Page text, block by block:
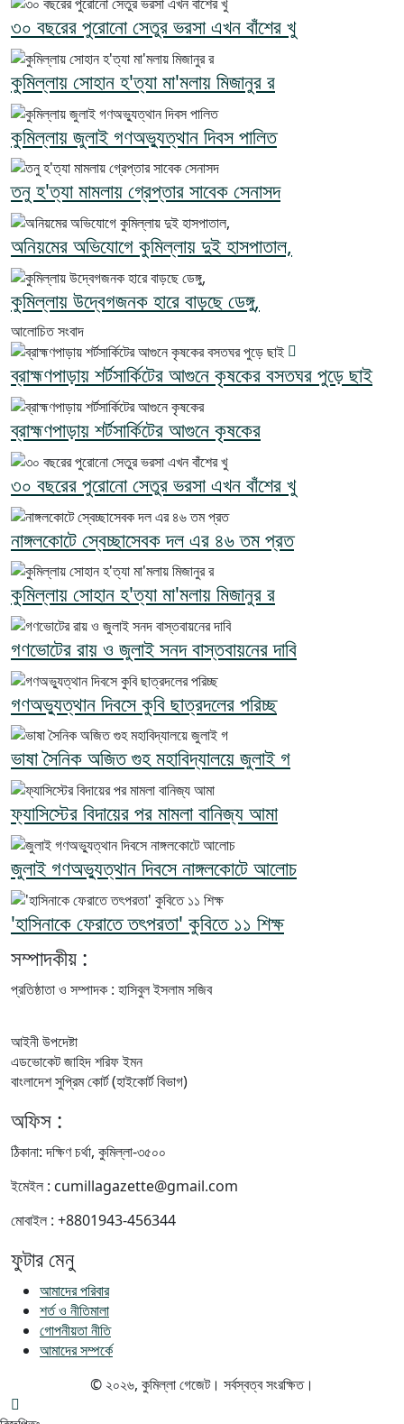
৩০ বছরের পুরোনো সেতুর ভরসা এখন বাঁশের খু
কুমিল্লায় সোহান হ'ত্যা মা'মলায় মিজানুর র
কুমিল্লায় জুলাই গণঅভ্যুত্থান দিবস পালিত
তনু হ'ত্যা মামলায় গ্রেপ্তার সাবেক সেনাসদ
অনিয়মের অভিযোগে কুমিল্লায় দুই হাসপাতাল,
কুমিল্লায় উদ্বেগজনক হারে বাড়ছে ডেঙ্গু,
আলোচিত সংবাদ
ব্রাহ্মণপাড়ায় শর্টসার্কিটের আগুনে কৃষকের বসতঘর পুড়ে ছাই
ব্রাহ্মণপাড়ায় শর্টসার্কিটের আগুনে কৃষকের
৩০ বছরের পুরোনো সেতুর ভরসা এখন বাঁশের খু
নাঙ্গলকোটে স্বেচ্ছাসেবক দল এর ৪৬ তম প্রত
কুমিল্লায় সোহান হ'ত্যা মা'মলায় মিজানুর র
গণভোটের রায় ও জুলাই সনদ বাস্তবায়নের দাবি
গণঅভ্যুত্থান দিবসে কুবি ছাত্রদলের পরিচ্ছ
ভাষা সৈনিক অজিত গুহ মহাবিদ্যালয়ে জুলাই গ
ফ্যাসিস্টের বিদায়ের পর মামলা বানিজ্য আমা
জুলাই গণঅভ্যুত্থান দিবসে নাঙ্গলকোটে আলোচ
'হাসিনাকে ফেরাতে তৎপরতা' কুবিতে ১১ শিক্ষ
সম্পাদকীয় :
প্রতিষ্ঠাতা ও সম্পাদক : হাসিবুল ইসলাম সজিব
আইনী উপদেষ্টা
এডভোকেট জাহিদ শরিফ ইমন
বাংলাদেশ সুপ্রিম কোর্ট (হাইকোর্ট বিভাগ)
অফিস :
ঠিকানা: দক্ষিণ চর্থা, কুমিল্লা-৩৫০০
ইমেইল : cumillagazette@gmail.com
মোবাইল : +8801943-456344
ফুটার মেনু
আমাদের পরিবার
শর্ত ও নীতিমালা
গোপনীয়তা নীতি
আমাদের সম্পর্কে
© ২০২৬, কুমিল্লা গেজেট। সর্বস্বত্ব সংরক্ষিত।